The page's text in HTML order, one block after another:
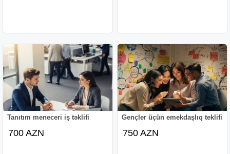
Tanıtım meneceri iş təklifi
700 AZN
Gençler üçün emekdaşlıq teklifi
750 AZN